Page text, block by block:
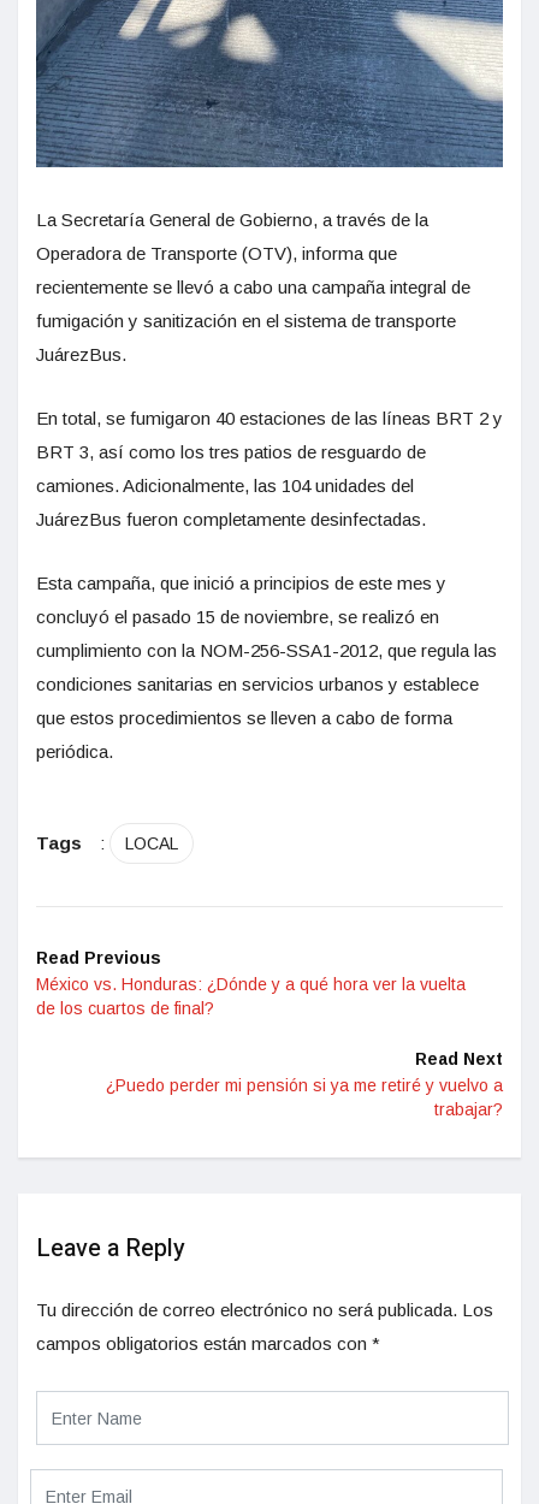
La Secretaría General de Gobierno, a través de la
Operadora de Transporte (OTV), informa que
recientemente se llevó a cabo una campaña integral de
fumigación y sanitización en el sistema de transporte
JuárezBus.
En total, se fumigaron 40 estaciones de las líneas BRT 2 y
BRT 3, así como los tres patios de resguardo de
camiones. Adicionalmente, las 104 unidades del
JuárezBus fueron completamente desinfectadas.
Esta campaña, que inició a principios de este mes y
concluyó el pasado 15 de noviembre, se realizó en
cumplimiento con la NOM-256-SSA1-2012, que regula las
condiciones sanitarias en servicios urbanos y establece
que estos procedimientos se lleven a cabo de forma
periódica.
Tags : LOCAL
Read Previous
México vs. Honduras: ¿Dónde y a qué hora ver la vuelta
de los cuartos de final?
Read Next
¿Puedo perder mi pensión si ya me retiré y vuelvo a
trabajar?
Leave a Reply
Tu dirección de correo electrónico no será publicada. Los
campos obligatorios están marcados con *